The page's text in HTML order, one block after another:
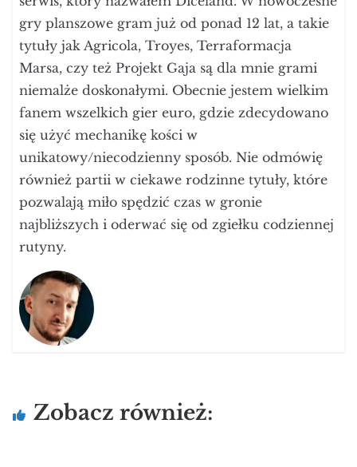
gry planszowe gram już od ponad 12 lat, a takie
tytuły jak Agricola, Troyes, Terraformacja
Marsa, czy też Projekt Gaja są dla mnie grami
niemalże doskonałymi. Obecnie jestem wielkim
fanem wszelkich gier euro, gdzie zdecydowano
się użyć mechanikę kości w
unikatowy/niecodzienny sposób. Nie odmówię
również partii w ciekawe rodzinne tytuły, które
pozwalają miło spędzić czas w gronie
najbliższych i oderwać się od zgiełku codziennej
rutyny.
Zobacz również: